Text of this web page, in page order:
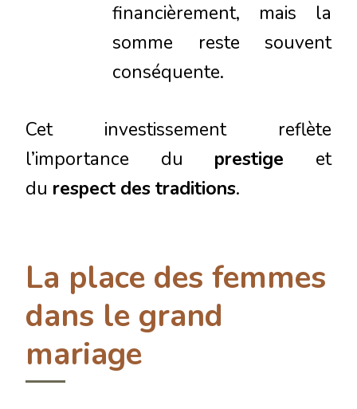
financièrement, mais la
somme reste souvent
conséquente.
Cet investissement reflète
l’importance du prestige et
du respect des traditions.
La place des femmes
dans le grand
mariage